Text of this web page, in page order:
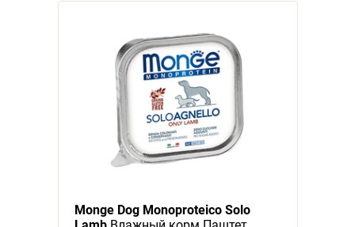
Monge Dog Monoproteico Solo
Я - А